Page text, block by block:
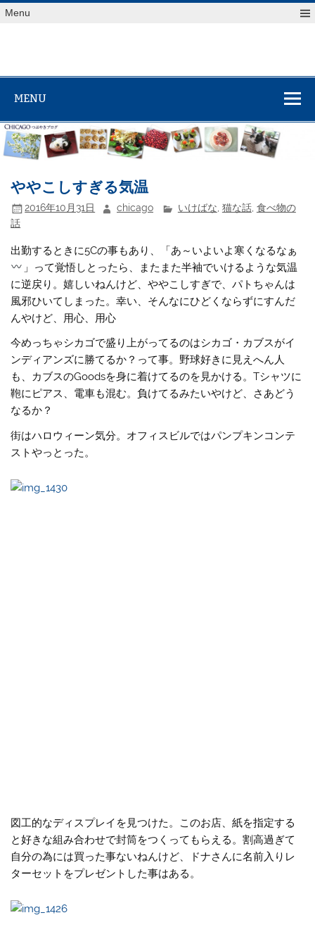
Skip
toMenu
MENU
ややこしすぎる気温
2016年10月31日 chicago いけばな 猫な話, 食べ物の
話
出勤するときに5Cの事もあり、「あ～いよいよ寒くなるなぁ
」って覚悟しとったら、またまた半袖でいけるような気温
に逆戻り。嬉しいねんけど、ややこしすぎで、パトちゃんは
風邪ひいてしまった。幸い、そんなにひどくならずにすんだ
んやけど、用心、用心
今めっちゃシカゴで盛り上がってるのはシカゴ・カブスがイ
ンディアンズに勝てるか？って事。野球好きに見えへん人
も、カブスのGoodsを身に着けてるのを見かける。Tシャツに
鞄にピアス、電車も混む。負けてるみたいやけど、さあどう
なるか？
街はハロウィーン気分。オフィスビルではパンプキンコンテ
ストやっとった。
図工的なディスプレイを見つけた。このお店、紙を指定する
と好きな組み合わせで封筒をつくってもらえる。割高過ぎて
自分の為には買った事ないねんけど、ドナさんに名前入りレ
ターセットをプレゼントした事はある。